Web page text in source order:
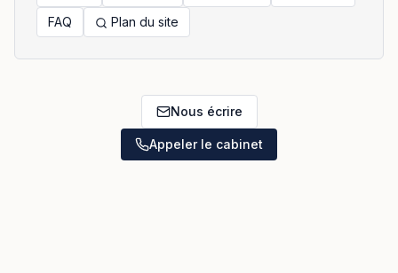
FAQ
Plan du site
Nous écrire
Appeler le cabinet